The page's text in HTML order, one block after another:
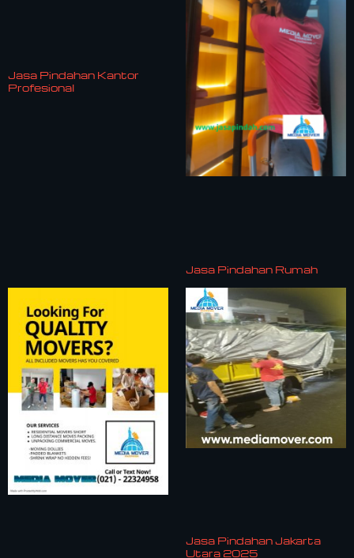
Jasa Pindahan Kantor
Profesional
Jasa Pindahan Rumah
Jasa Pindahan Jakarta
Utara 2025